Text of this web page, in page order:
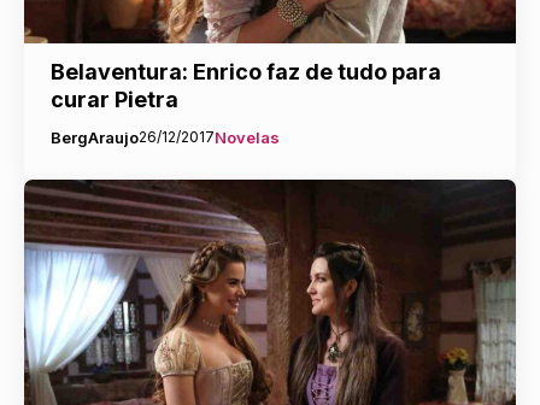
Belaventura: Enrico faz de tudo para
curar Pietra
BergAraujo26/12/2017Novelas